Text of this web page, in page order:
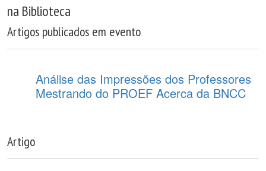
na Biblioteca
Artigos publicados em evento
Análise das Impressões dos Professores
Mestrando do PROEF Acerca da BNCC
Artigo